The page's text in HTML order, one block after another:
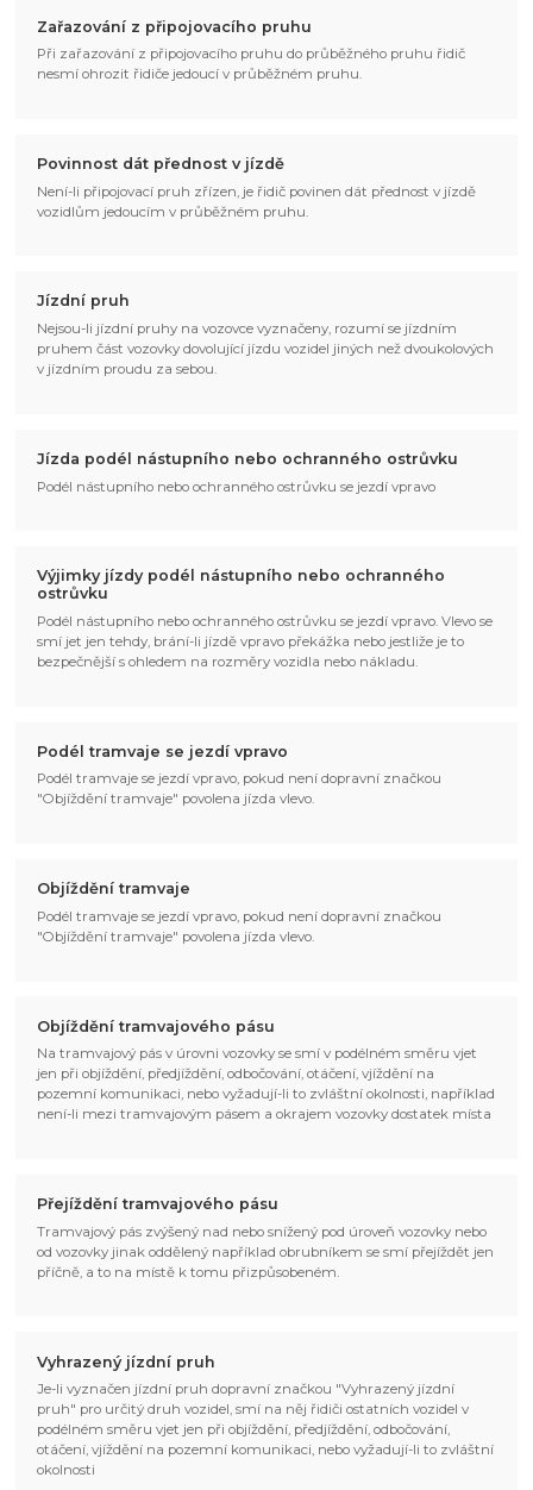
Zařazování z připojovacího pruhu
Při zařazování z připojovacího pruhu do průběžného pruhu řidič
nesmí ohrozit řidiče jedoucí v průběžném pruhu.
Povinnost dát přednost v jízdě
Není-li připojovací pruh zřízen, je řidič povinen dát přednost v jízdě
vozidlům jedoucím v průběžném pruhu.
Jízdní pruh
Nejsou-li jízdní pruhy na vozovce vyznačeny, rozumí se jízdním
pruhem část vozovky dovolující jízdu vozidel jiných než dvoukolových
v jízdním proudu za sebou.
Jízda podél nástupního nebo ochranného ostrůvku
Podél nástupního nebo ochranného ostrůvku se jezdí vpravo
Výjimky jízdy podél nástupního nebo ochranného
ostrůvku
Podél nástupního nebo ochranného ostrůvku se jezdí vpravo. Vlevo se
smí jet jen tehdy, brání-li jízdě vpravo překážka nebo jestliže je to
bezpečnější s ohledem na rozměry vozidla nebo nákladu.
Podél tramvaje se jezdí vpravo
Podél tramvaje se jezdí vpravo, pokud není dopravní značkou
"Objíždění tramvaje" povolena jízda vlevo.
Objíždění tramvaje
Podél tramvaje se jezdí vpravo, pokud není dopravní značkou
"Objíždění tramvaje" povolena jízda vlevo.
Objíždění tramvajového pásu
Na tramvajový pás v úrovni vozovky se smí v podélném směru vjet
jen při objíždění, předjíždění, odbočování, otáčení, vjíždění na
pozemní komunikaci, nebo vyžadují-li to zvláštní okolnosti, například
není-li mezi tramvajovým pásem a okrajem vozovky dostatek místa
Přejíždění tramvajového pásu
Tramvajový pás zvýšený nad nebo snížený pod úroveň vozovky nebo
od vozovky jinak oddělený například obrubníkem se smí přejíždět jen
příčně, a to na místě k tomu přizpůsobeném.
Vyhrazený jízdní pruh
Je-li vyznačen jízdní pruh dopravní značkou "Vyhrazený jízdní
pruh" pro určitý druh vozidel, smí na něj řidiči ostatních vozidel v
podélném směru vjet jen při objíždění, předjíždění, odbočování,
otáčení, vjíždění na pozemní komunikaci, nebo vyžadují-li to zvláštní
okolnosti